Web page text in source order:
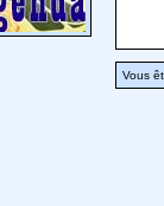
Vous